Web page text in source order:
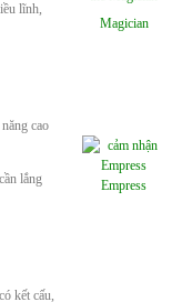
lĩnh,
Magician
cao
lắng
Empress
kết cấu,